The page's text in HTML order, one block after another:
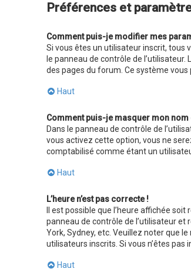
Préférences et
Comment puis-je modifier mes
Si vous êtes un utilisateur inscrit, tous
le panneau de contrôle de
des pages du forum. Ce système
Haut
Comment puis-je masquer mon
Dans le panneau de contrôle de
vous activez cette option, vous ne
comptabilisé comme étant un
Haut
L’heure n’est pas correcte !
Il est possible que l’heure affichée
panneau de contrôle de l’utilisateur
York, Sydney, etc. Veuillez noter que
utilisateurs inscrits. Si vous n’êtes pas
Haut